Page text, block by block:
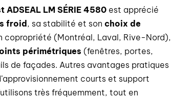
ADSEAL LM SÉRIE 4580 est apprécié
froid, sa stabilité et sonchoix de
copropriété (Montréal, Laval, Rive-Nord),
périmétriques (fenêtres, portes,
de façades. Autres avantages pratiques
courts et support
très fréquemment, tout en